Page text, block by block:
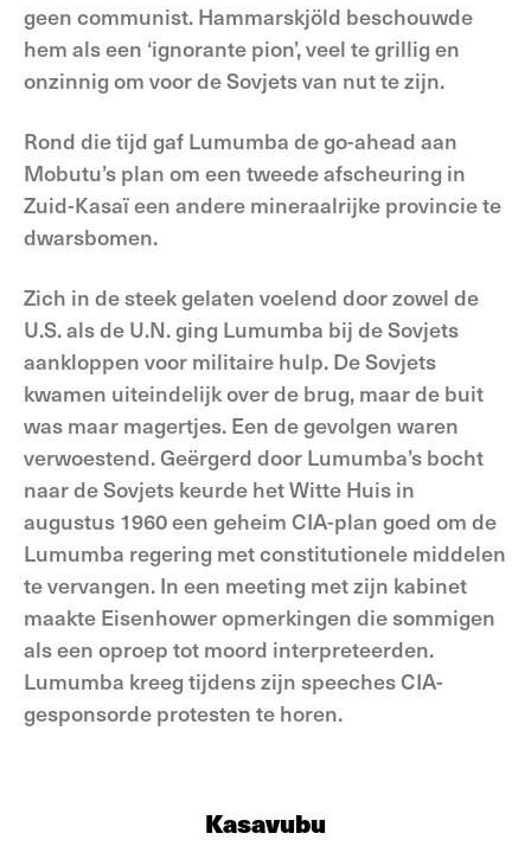
geen communist. Hammarskjöld beschouwde
hem als een ‘ignorante pion’, veel te grillig en
onzinnig om voor de Sovjets van nut te zijn.
Rond die tijd gaf Lumumba de go-ahead aan
Mobutu’s plan om een tweede afscheuring in
Zuid-Kasaï een andere mineraalrijke provincie te
dwarsbomen.
Zich in de steek gelaten voelend door zowel de
U.S. als de U.N. ging Lumumba bij de Sovjets
aankloppen voor militaire hulp. De Sovjets
kwamen uiteindelijk over de brug, maar de buit
was maar magertjes. Een de gevolgen waren
verwoestend. Geërgerd door Lumumba’s bocht
naar de Sovjets keurde het Witte Huis in
augustus 1960 een geheim CIA-plan goed om de
Lumumba regering met constitutionele middelen
te vervangen. In een meeting met zijn kabinet
maakte Eisenhower opmerkingen die sommigen
als een oproep tot moord interpreteerden.
Lumumba kreeg tijdens zijn speeches CIA-
gesponsorde protesten te horen.
Kasavubu